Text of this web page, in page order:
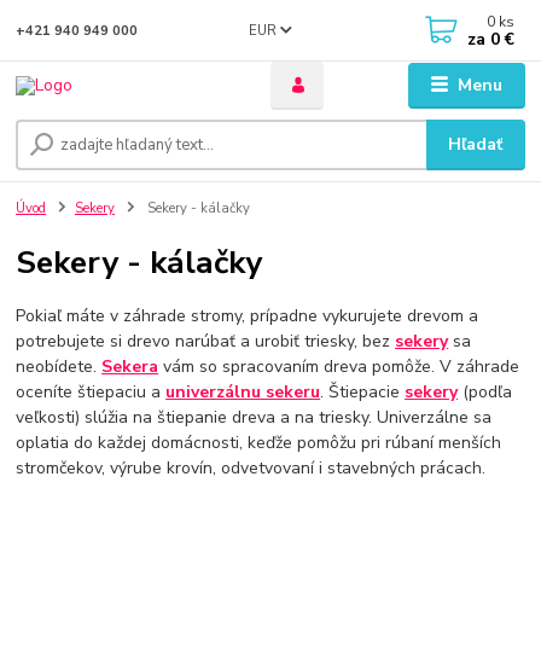
Menu
EUR
Hľadať
+421 940 949 000 0 ks
za 0 €
Úvod Sekery Sekery - kálačky
Sekery - kálačky
Pokiaľ máte v záhrade stromy, prípadne vykurujete drevom a
potrebujete si drevo narúbať a urobiť triesky, bez sekerysa
neobídete. Sekera vám so spracovaním dreva pomôže. V záhrade
oceníte štiepaciu a univerzálnu sekeru. Štiepacie sekery(podľa
veľkosti) slúžia na štiepanie dreva a na triesky. Univerzálne sa
oplatia do každej domácnosti, keďže pomôžu pri rúbaní menších
stromčekov, výrube krovín, odvetvovaní i stavebných prácach.